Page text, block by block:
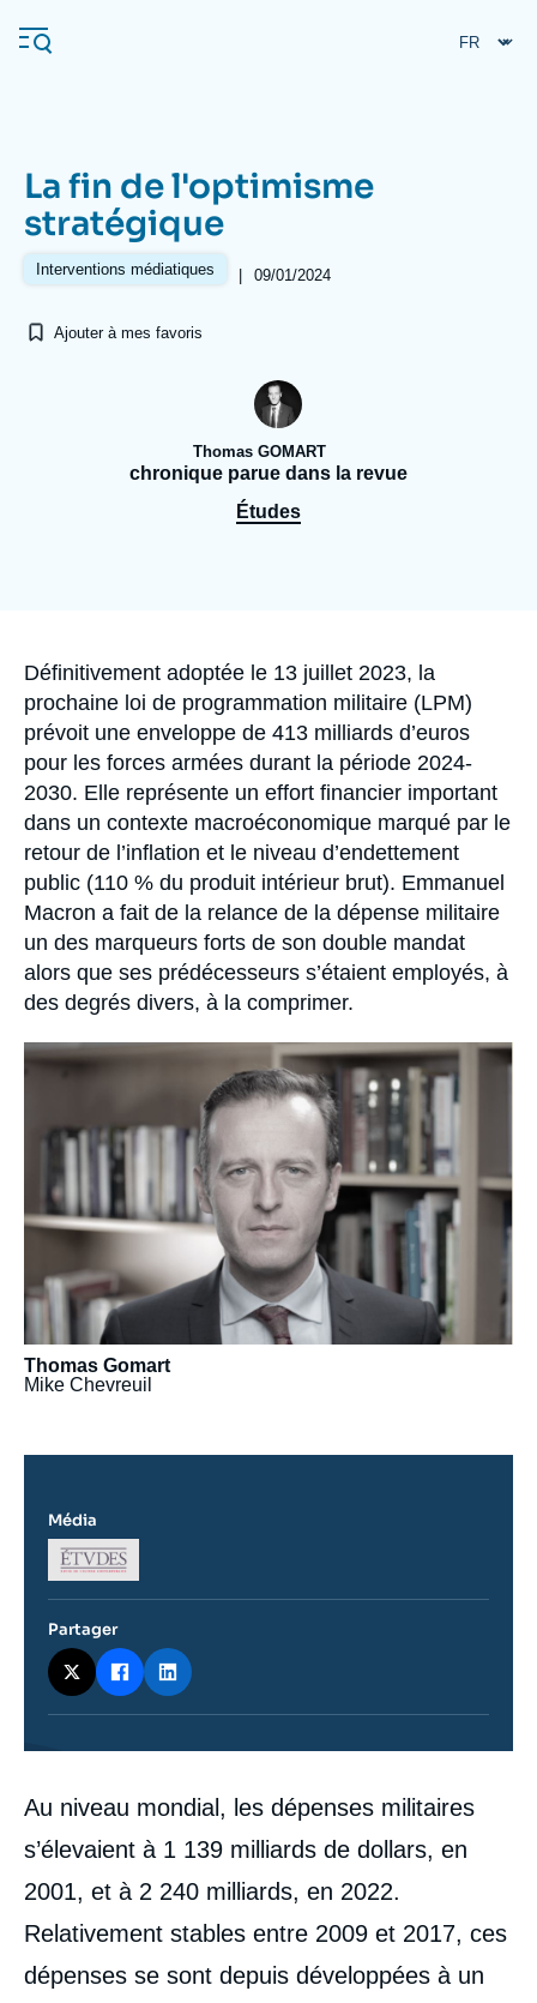
au
contenu
Navigation
principale
L'Ifri
Analyses
Recherches fréquentes
Proche-Orient
La fin de l'optimisme
stratégique
Interventions médiatiques | 09/01/2024
Ajouter à mes favoris
Thomas GOMART
chronique parue dans la revue
Études
Accroche
Définitivement adoptée le 13 juillet 2023, la
prochaine loi de programmation militaire (LPM)
prévoit une enveloppe de 413 milliards d’euros
pour les forces armées durant la période 2024-
2030. Elle représente un effort financier important
dans un contexte macroéconomique marqué par le
retour de l’inflation et le niveau d’endettement
public (110 % du produit intérieur brut). Emmanuel
Macron a fait de la relance de la dépense militaire
un des marqueurs forts de son double mandat
alors que ses prédécesseurs s’étaient employés, à
des degrés divers, à la comprimer.
Image
principale
Thomas Gomart
Mike Chevreuil
Contenu
intervention
médiatique
Au niveau mondial, les dépenses militaires
s’élevaient à 1 139 milliards de dollars, en
2001, et à 2 240 milliards, en 2022.
Relativement stables entre 2009 et 2017, ces
dépenses se sont depuis développées à un
Média
Logo
Partager